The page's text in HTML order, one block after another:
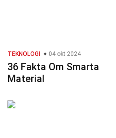
TEKNOLOGI 04 okt 2024
36 Fakta Om Smarta
Material